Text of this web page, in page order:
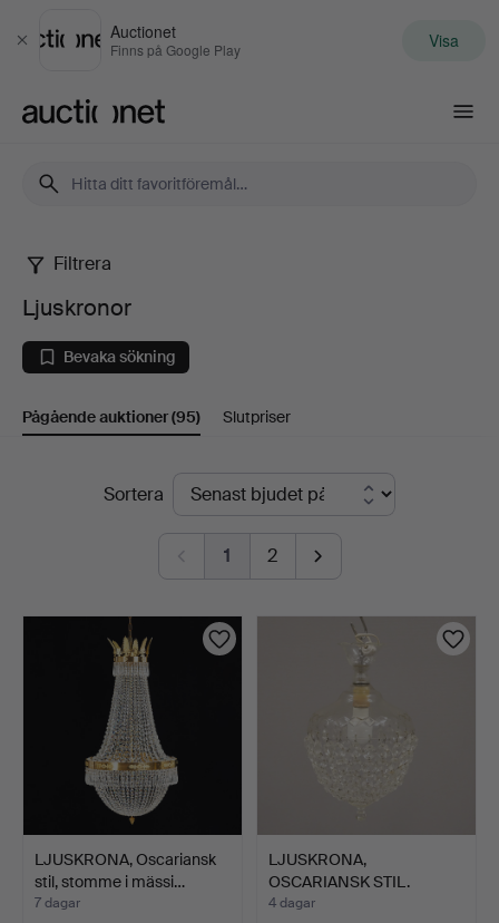
Stäng
Auctionet
Finns på Google Play Visa
Ljuskronor
Filtrera
Ljuskronor
Bevaka sökning
Pågående auktioner(95) Slutpriser
PågåendeSortera
1 2
LJUSKRONA, Oscariansk
stil, stomme i mässi…
7 dagar
LJUSKRONA,
OSCARIANSK STIL.
4 dagar